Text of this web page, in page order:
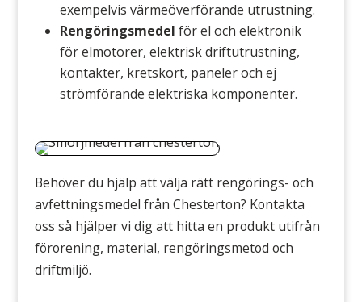
exempelvis värmeöverförande utrustning.
Rengöringsmedel för el och elektronik
för elmotorer, elektrisk driftutrustning,
kontakter, kretskort, paneler och ej
strömförande elektriska komponenter.
Behöver du hjälp att välja rätt rengörings- och
avfettningsmedel från Chesterton? Kontakta
oss så hjälper vi dig att hitta en produkt utifrån
förorening, material, rengöringsmetod och
driftmiljö.